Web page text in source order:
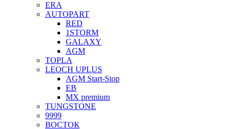
ERA
AUTOPART
RED
1STORM
GALAXY
AGM
TOPLA
LEOCH UPLUS
AGM Start-Stop
EB
MX premium
TUNGSTONE
9999
ВОСТОК